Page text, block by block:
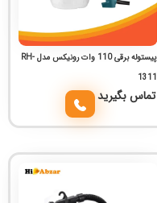
پیستوله برقی 110 وات رونیکس مدل RH-
1311
تماس بگیرید